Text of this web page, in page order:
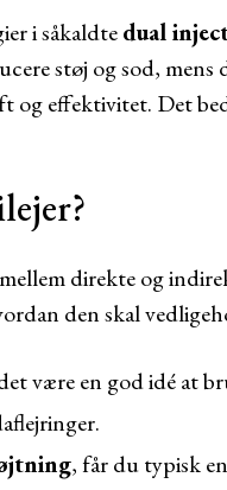
i såkaldtedual
støj og sod,
og effektivitet. Det
direkte og
den skal
være en god idé at
, får du typisk